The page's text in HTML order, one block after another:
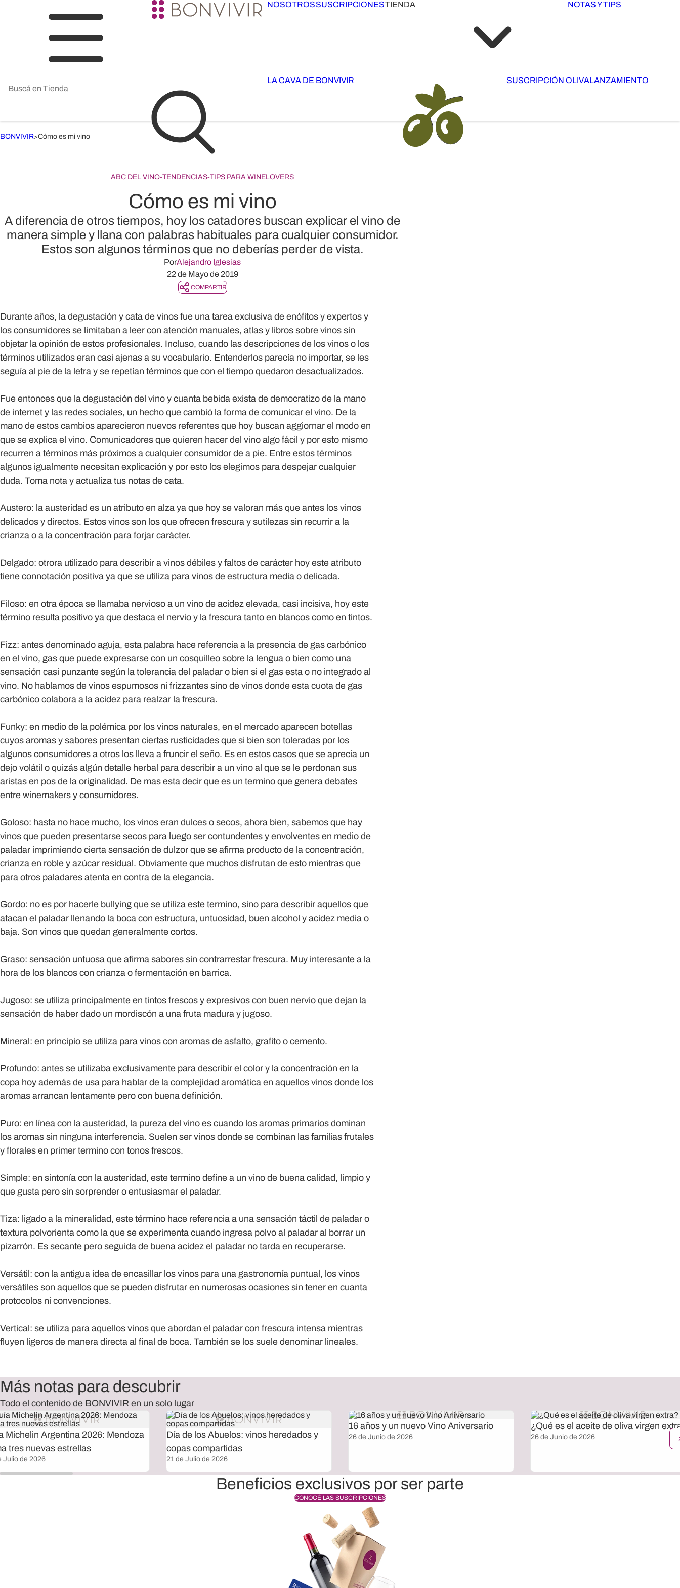
NOSOTROSSUSCRIPCIONESTIENDA NOTAS Y TIPS
LA CAVA DE BONVIVIR SUSCRIPCIÓN OLIVALANZAMIENTO
BONVIVIR>Cómo es mi vino
ABC DEL VINO-TENDENCIAS-TIPS PARA WINELOVERS
Cómo es mi vino
A diferencia de otros tiempos, hoy los catadores buscan explicar el vino de
manera simple y llana con palabras habituales para cualquier consumidor.
Estos son algunos términos que no deberías perder de vista.
PorAlejandro Iglesias
22 de Mayo de 2019
COMPARTIR
Durante años, la degustación y cata de vinos fue una tarea exclusiva de enófitos y expertos y
los consumidores se limitaban a leer con atención manuales, atlas y libros sobre vinos sin
objetar la opinión de estos profesionales. Incluso, cuando las descripciones de los vinos o los
términos utilizados eran casi ajenas a su vocabulario. Entenderlos parecía no importar, se les
seguía al pie de la letra y se repetían términos que con el tiempo quedaron desactualizados.
Fue entonces que la degustación del vino y cuanta bebida exista de democratizo de la mano
de internet y las redes sociales, un hecho que cambió la forma de comunicar el vino. De la
mano de estos cambios aparecieron nuevos referentes que hoy buscan aggiornar el modo en
que se explica el vino. Comunicadores que quieren hacer del vino algo fácil y por esto mismo
recurren a términos más próximos a cualquier consumidor de a pie. Entre estos términos
algunos igualmente necesitan explicación y por esto los elegimos para despejar cualquier
duda. Toma nota y actualiza tus notas de cata.
Austero: la austeridad es un atributo en alza ya que hoy se valoran más que antes los vinos
delicados y directos. Estos vinos son los que ofrecen frescura y sutilezas sin recurrir a la
crianza o a la concentración para forjar carácter.
Delgado: otrora utilizado para describir a vinos débiles y faltos de carácter hoy este atributo
tiene connotación positiva ya que se utiliza para vinos de estructura media o delicada.
Filoso: en otra época se llamaba nervioso a un vino de acidez elevada, casi incisiva, hoy este
término resulta positivo ya que destaca el nervio y la frescura tanto en blancos como en tintos.
Fizz: antes denominado aguja, esta palabra hace referencia a la presencia de gas carbónico
en el vino, gas que puede expresarse con un cosquilleo sobre la lengua o bien como una
sensación casi punzante según la tolerancia del paladar o bien si el gas esta o no integrado al
vino. No hablamos de vinos espumosos ni frizzantes sino de vinos donde esta cuota de gas
carbónico colabora a la acidez para realzar la frescura.
Funky: en medio de la polémica por los vinos naturales, en el mercado aparecen botellas
cuyos aromas y sabores presentan ciertas rusticidades que si bien son toleradas por los
algunos consumidores a otros los lleva a fruncir el seño. Es en estos casos que se aprecia un
dejo volátil o quizás algún detalle herbal para describir a un vino al que se le perdonan sus
aristas en pos de la originalidad. De mas esta decir que es un termino que genera debates
entre winemakers y consumidores.
Goloso: hasta no hace mucho, los vinos eran dulces o secos, ahora bien, sabemos que hay
vinos que pueden presentarse secos para luego ser contundentes y envolventes en medio de
paladar imprimiendo cierta sensación de dulzor que se afirma producto de la concentración,
crianza en roble y azúcar residual. Obviamente que muchos disfrutan de esto mientras que
para otros paladares atenta en contra de la elegancia.
Gordo: no es por hacerle bullying que se utiliza este termino, sino para describir aquellos que
atacan el paladar llenando la boca con estructura, untuosidad, buen alcohol y acidez media o
baja. Son vinos que quedan generalmente cortos.
Graso: sensación untuosa que afirma sabores sin contrarrestar frescura. Muy interesante a la
hora de los blancos con crianza o fermentación en barrica.
Jugoso: se utiliza principalmente en tintos frescos y expresivos con buen nervio que dejan la
sensación de haber dado un mordiscón a una fruta madura y jugoso.
Mineral: en principio se utiliza para vinos con aromas de asfalto, grafito o cemento.
Profundo: antes se utilizaba exclusivamente para describir el color y la concentración en la
copa hoy además de usa para hablar de la complejidad aromática en aquellos vinos donde los
aromas arrancan lentamente pero con buena definición.
Puro: en línea con la austeridad, la pureza del vino es cuando los aromas primarios dominan
los aromas sin ninguna interferencia. Suelen ser vinos donde se combinan las familias frutales
y florales en primer termino con tonos frescos.
Simple: en sintonía con la austeridad, este termino define a un vino de buena calidad, limpio y
que gusta pero sin sorprender o entusiasmar el paladar.
Tiza: ligado a la mineralidad, este término hace referencia a una sensación táctil de paladar o
textura polvorienta como la que se experimenta cuando ingresa polvo al paladar al borrar un
pizarrón. Es secante pero seguida de buena acidez el paladar no tarda en recuperarse.
Versátil: con la antigua idea de encasillar los vinos para una gastronomía puntual, los vinos
versátiles son aquellos que se pueden disfrutar en numerosas ocasiones sin tener en cuanta
protocolos ni convenciones.
Vertical: se utiliza para aquellos vinos que abordan el paladar con frescura intensa mientras
fluyen ligeros de manera directa al final de boca. También se los suele denominar lineales.
Más notas para descubrir
Todo el contenido de BONVIVIR en un solo lugar
Michelin Argentina 2026: Mendoza
tres nuevas estrellas
Julio de 2026
Día de los Abuelos: vinos heredados y
copas compartidas
21 de Julio de 2026
16 años y un nuevo Vino Aniversario
26 de Junio de 2026
¿Qué es el aceite de oliva virgen
26 de Junio de 2026
Beneficios exclusivos por ser parte
CONOCÉ LAS SUSCRIPCIONES